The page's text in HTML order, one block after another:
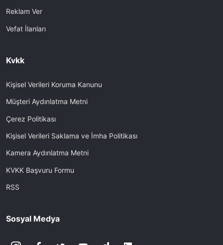
Reklam Ver
Vefat İlanları
Kvkk
Kişisel Verileri Koruma Kanunu
Müşteri Aydınlatma Metni
Çerez Politikası
Kişisel Verileri Saklama ve İmha Politikası
Kamera Aydınlatma Metni
KVKK Başvuru Formu
RSS
Sosyal Medya